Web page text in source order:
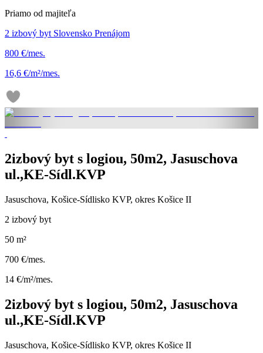
Priamo od majiteľa
2 izbový byt Slovensko Prenájom
800 €/mes.
16,6 €/m²/mes.
2izbový byt s logiou, 50m2, Jasuschova
ul.,KE-Sídl.KVP
Jasuschova, Košice-Sídlisko KVP, okres Košice II
2 izbový byt
50 m²
700 €/mes.
14 €/m²/mes.
2izbový byt s logiou, 50m2, Jasuschova
ul.,KE-Sídl.KVP
Jasuschova, Košice-Sídlisko KVP, okres Košice II